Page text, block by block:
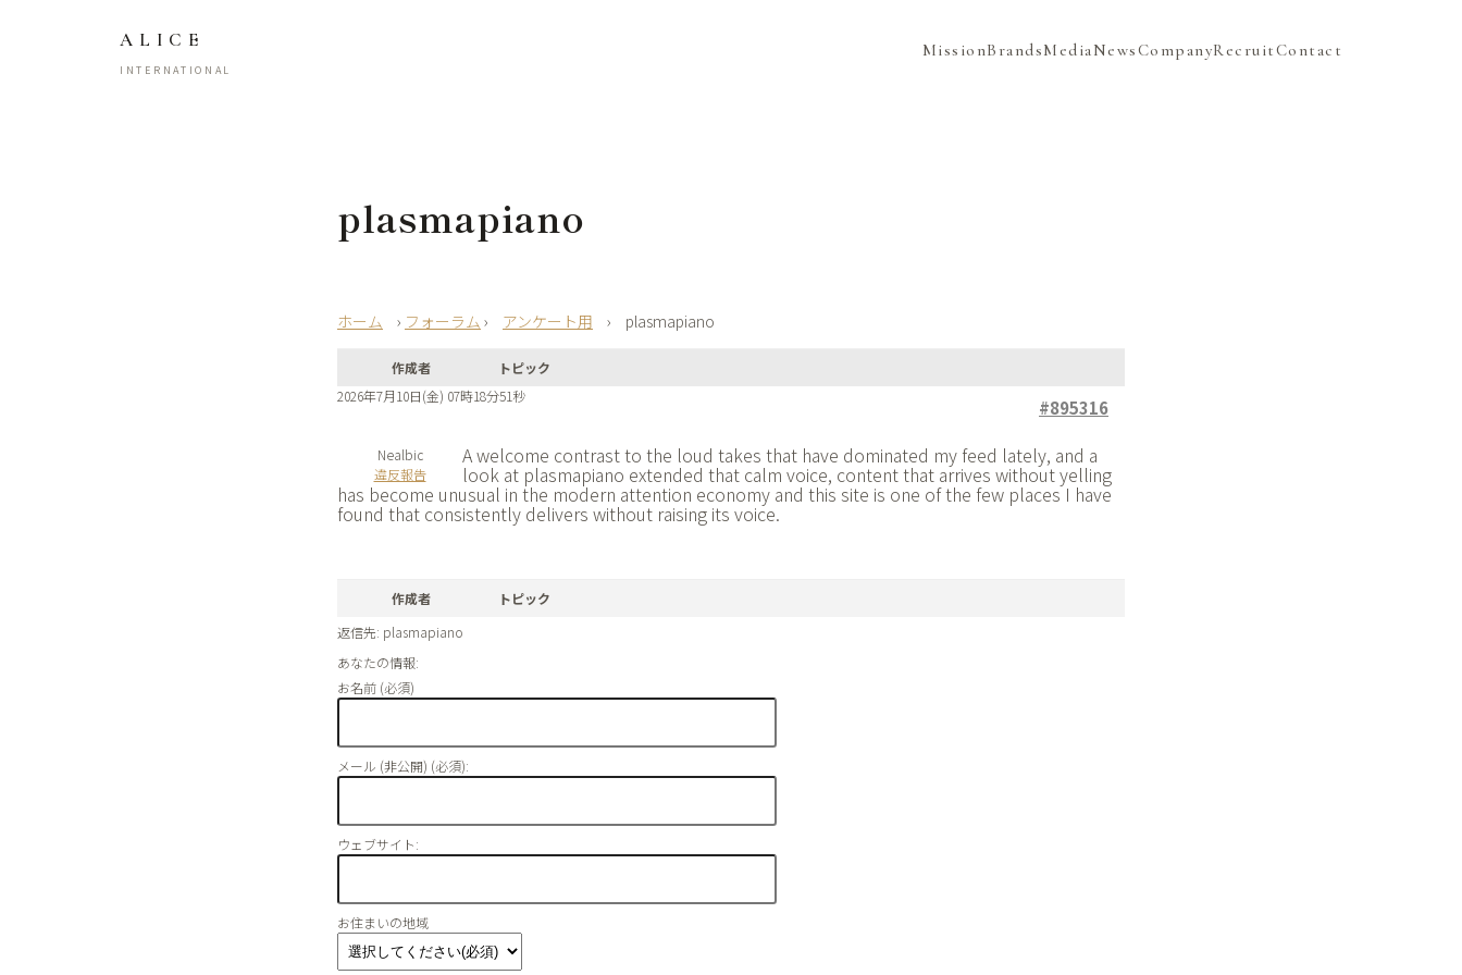
ALICE
INTERNATIONAL
MissionBrandsMediaNewsCompanyRecruitContact
plasmapiano
› フォーラム › アンケート用 › plasmapiano
作成者
トピック
2026年7月10日(金) 07時18分51秒
#895316
Nealbic
違反報告
A welcome contrast to the loud takes that have dominated my feed lately, and a
look at plasmapiano extended that calm voice, content that arrives without yelling
has become unusual in the modern attention economy and this site is one of the few places I have
found that consistently delivers without raising its voice.
作成者
トピック
返信先: plasmapiano
あなたの情報:
お名前 (必須)
メール (非公開) (必須):
ウェブサイト:
お住まいの地域